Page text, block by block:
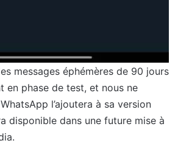
messages éphémères de 90 jours
en phase de test, et nous ne
l’ajoutera à sa version
disponible dans une future mise à